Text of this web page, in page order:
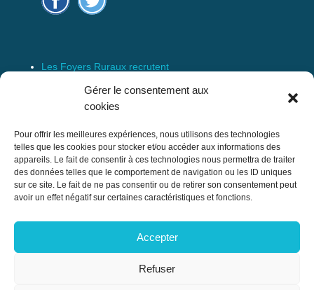
Gérer le consentement aux
cookies
Pour offrir les meilleures expériences, nous utilisons des technologies
telles que les cookies pour stocker et/ou accéder aux informations des
appareils. Le fait de consentir à ces technologies nous permettra de traiter
des données telles que le comportement de navigation ou les ID uniques
sur ce site. Le fait de ne pas consentir ou de retirer son consentement peut
avoir un effet négatif sur certaines caractéristiques et fonctions.
Accepter
Refuser
Les Foyers Ruraux recrutent
Connexion
Espace Membre
Confédération Nationale des Foyers Ruraux
& Associations de développement et
17 rue Navoiseau – 93100 MONTREUIL